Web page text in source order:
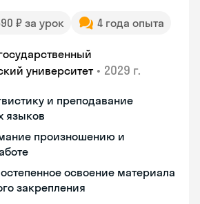
₽ за урок 4 года опыта
университет • 2029 г.
и преподавание
языков
произношению и
освоение материала
закрепления